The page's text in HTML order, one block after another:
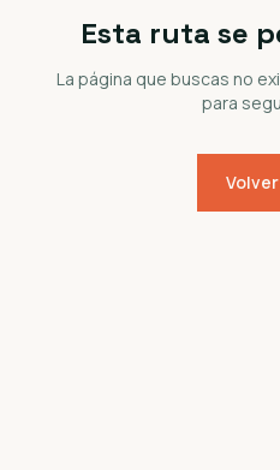
Esta ruta se
La página que buscas no
para